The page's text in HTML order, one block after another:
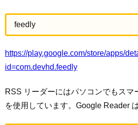
feedly
https://play.google.com/store/apps/
id=com.devhd.feedly
RSS リーダーにはパソコンでもスマ
を使用しています。Google Reader